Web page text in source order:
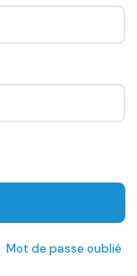
Mot de passe oublié